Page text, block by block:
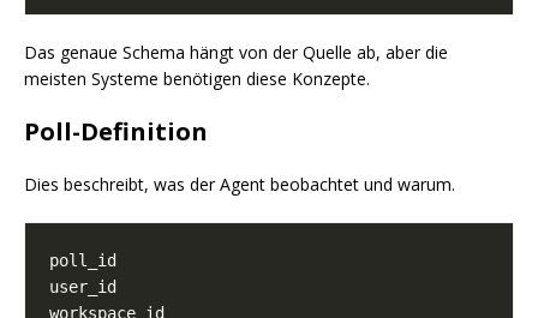
Das genaue Schema hängt von der Quelle ab, aber die
meisten Systeme benötigen diese Konzepte.
Poll-Definition
Dies beschreibt, was der Agent beobachtet und warum.